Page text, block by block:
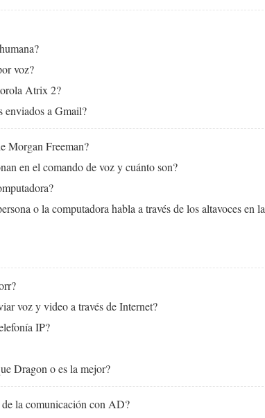
voz?
Atrix 2?
enviados a Gmail?
Morgan Freeman?
en el comando de voz y cuánto son?
o la computadora habla a través de los altavoces en la
voz y video a través de Internet?
IP?
Dragon o es la mejor?
de la comunicación con AD?